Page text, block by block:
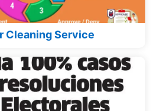
Cleaning Service